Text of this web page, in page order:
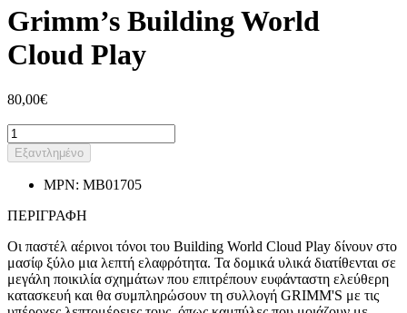
Grimm’s Building World
Cloud Play
80,00€
Εξαντλημένο
MPN: MB01705
ΠΕΡΙΓΡΑΦΗ
Οι παστέλ αέρινοι τόνοι του Building World Cloud Play δίνουν στο
μασίφ ξύλο μια λεπτή ελαφρότητα. Τα δομικά υλικά διατίθενται σε
μεγάλη ποικιλία σχημάτων που επιτρέπουν ευφάνταστη ελεύθερη
κατασκευή και θα συμπληρώσουν τη συλλογή GRIMM'S με τις